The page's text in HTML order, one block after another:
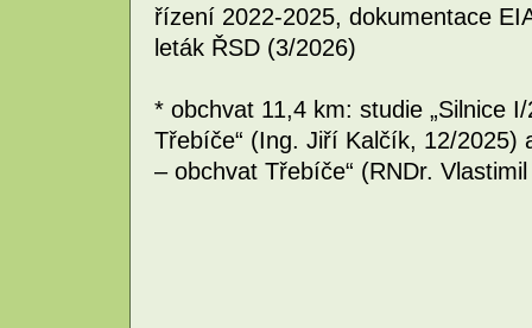
řízení 2022-2025, dokumentace
leták ŘSD (3/2026)
* obchvat 11,4 km: studie „Silnice
Třebíče“ (Ing. Jiří Kalčík, 12/2025)
– obchvat Třebíče“ (RNDr.